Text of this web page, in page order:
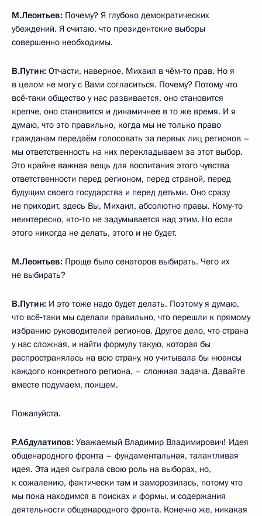
М.Леонтьев: Почему? Я глубоко демократических
убеждений. Я считаю, что президентские выборы
совершенно необходимы.
В.Путин: Отчасти, наверное, Михаил в чём‑то прав. Но я
в целом не могу с Вами согласиться. Почему? Потому что
всё‑таки общество у нас развивается, оно становится
крепче, оно становится и динамичнее в то же время. И я
думаю, что это правильно, когда мы не только право
гражданам передаём голосовать за первых лиц регионов –
мы ответственность на них перекладываем за этот выбор.
Это крайне важная вещь для воспитания этого чувства
ответственности перед регионом, перед страной, перед
будущим своего государства и перед детьми. Оно сразу
не приходит, здесь Вы, Михаил, абсолютно правы. Кому‑то
неинтересно, кто‑то не задумывается над этим. Но если
этого никогда не делать, этого и не будет.
М.Леонтьев: Проще было сенаторов выбирать. Чего их
не выбирать?
В.Путин: И это тоже надо будет делать. Поэтому я думаю,
что всё‑таки мы сделали правильно, что перешли к прямому
избранию руководителей регионов. Другое дело, что страна
у нас сложная, и найти формулу такую, которая бы
распространялась на всю страну, но учитывала бы нюансы
каждого конкретного региона, – сложная задача. Давайте
вместе подумаем, поищем.
Пожалуйста.
Р.Абдулатипов: Уважаемый Владимир Владимирович! Идея
общенародного фронта – фундаментальная, талантливая
идея. Эта идея сыграла свою роль на выборах, но,
к сожалению, фактически там и заморозилась, потому что
мы пока находимся в поисках и формы, и содержания
деятельности общенародного фронта. Конечно же, никакая